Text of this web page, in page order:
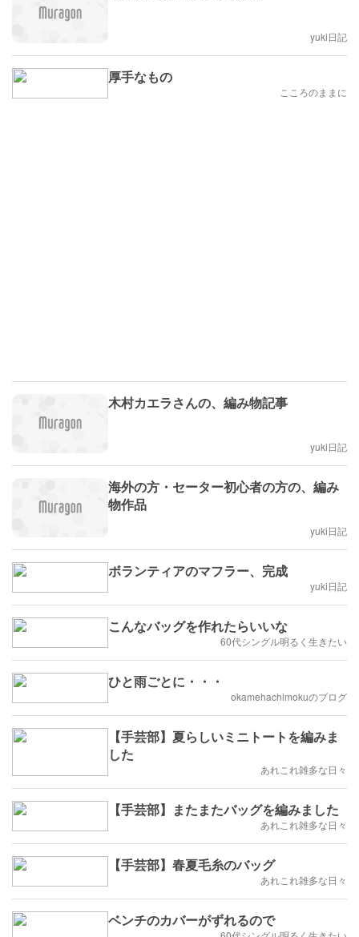
yuki日記
厚手なもの
こころのままに
木村カエラさんの、編み物記事
yuki日記
海外の方・セーター初心者の方の、編み
物作品
yuki日記
ボランティアのマフラー、完成
yuki日記
こんなバッグを作れたらいいな
60代シングル明るく生きたい
ひと雨ごとに・・・
okamehachimokuのブログ
【手芸部】夏らしいミニトートを編みま
した
あれこれ雑多な日々
【手芸部】またまたバッグを編みました
あれこれ雑多な日々
【手芸部】春夏毛糸のバッグ
あれこれ雑多な日々
ベンチのカバーがずれるので